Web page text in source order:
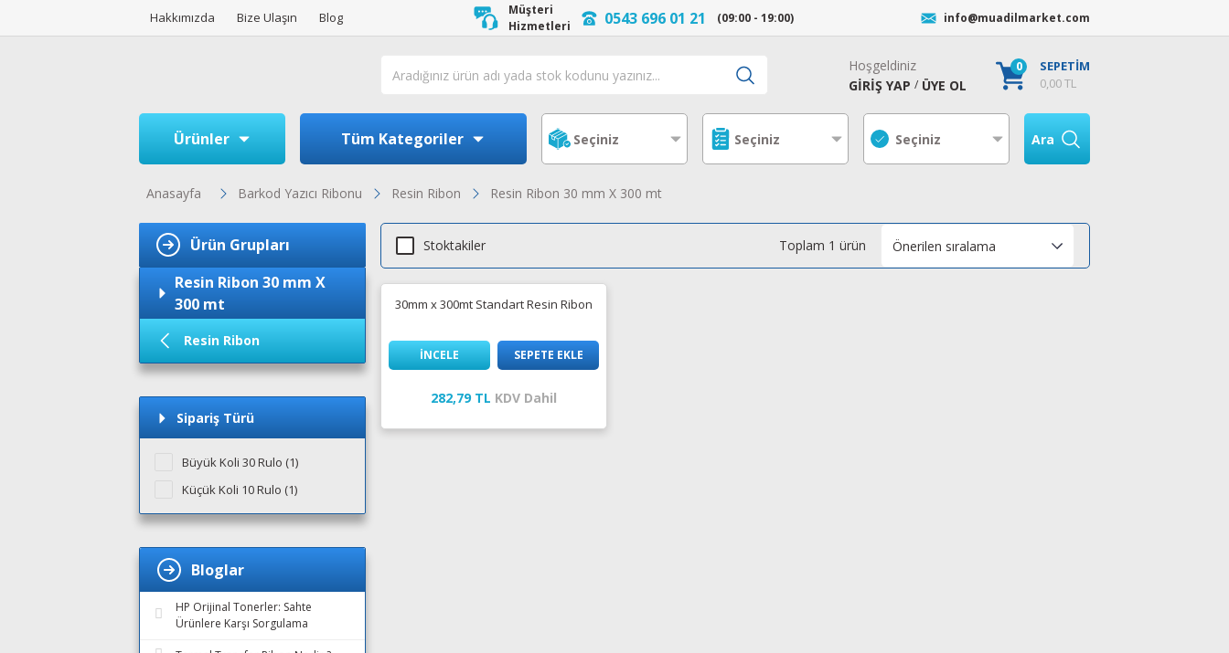
Hakkımızda Bize Ulaşın Blog
Müşteri
Hizmetleri
0543 696 01 21 (09:00 - 19:00) info@muadilmarket.com
Hoşgeldiniz
GİRİŞ YAP / ÜYE OL
0
SEPETİM
0,00 TL
Ürünler Tüm Kategoriler Ara
Anasayfa Barkod Yazıcı Ribonu Resin Ribon Resin Ribon 30 mm X 300 mt
Ürün Grupları
Resin Ribon 30 mm X
300 mt
Resin Ribon
Sipariş Türü
Büyük Koli 30 Rulo (1)
Küçük Koli 10 Rulo (1)
Bloglar
HP Orijinal Tonerler: Sahte
Ürünlere Karşı Sorgulama
Stoktakiler Toplam 1 ürün
30mm x 300mt Standart Resin Ribon
İNCELE SEPETE EKLE
282,79 TL KDV Dahil